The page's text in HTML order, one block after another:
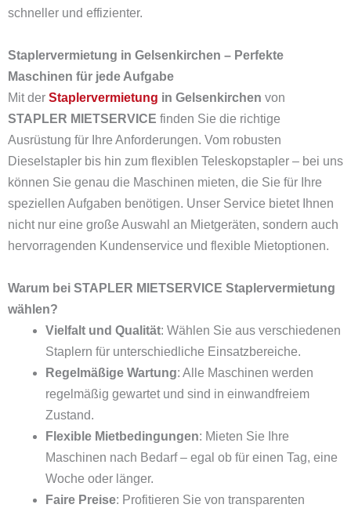
schneller und effizienter.
Staplervermietung in Gelsenkirchen – Perfekte
Maschinen für jede Aufgabe
Mit der Staplervermietung in Gelsenkirchen von
STAPLER MIETSERVICE finden Sie die richtige
Ausrüstung für Ihre Anforderungen. Vom robusten
Dieselstapler bis hin zum flexiblen Teleskopstapler – bei uns
können Sie genau die Maschinen mieten, die Sie für Ihre
speziellen Aufgaben benötigen. Unser Service bietet Ihnen
nicht nur eine große Auswahl an Mietgeräten, sondern auch
hervorragenden Kundenservice und flexible Mietoptionen.
Warum bei STAPLER MIETSERVICE Staplervermietung
wählen?
Vielfalt und Qualität: Wählen Sie aus verschiedenen
Staplern für unterschiedliche Einsatzbereiche.
Regelmäßige Wartung: Alle Maschinen werden
regelmäßig gewartet und sind in einwandfreiem
Zustand.
Flexible Mietbedingungen: Mieten Sie Ihre
Maschinen nach Bedarf – egal ob für einen Tag, eine
Woche oder länger.
Faire Preise: Profitieren Sie von transparenten